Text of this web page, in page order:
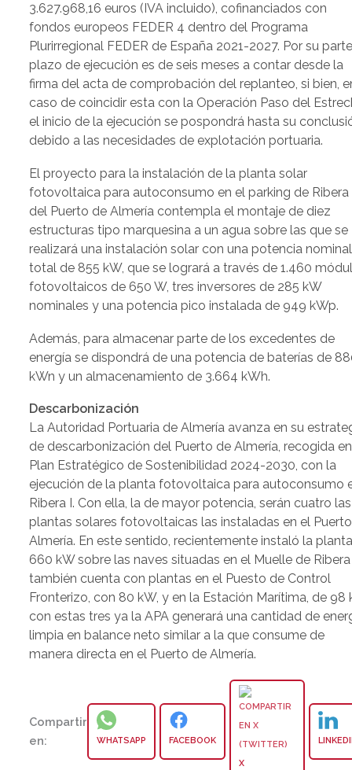
3.627.968,16 euros (IVA incluido), cofinanciados con
fondos europeos FEDER 4 dentro del Programa
Plurirregional FEDER de España 2021-2027. Por su
plazo de ejecución es de seis meses a contar desde la
firma del acta de comprobación del replanteo, si bien,
caso de coincidir esta con la Operación Paso del
el inicio de la ejecución se pospondrá hasta su
debido a las necesidades de explotación portuaria.
El proyecto para la instalación de la planta solar
fotovoltaica para autoconsumo en el parking de Ribera
del Puerto de Almería contempla el montaje de diez
estructuras tipo marquesina a un agua sobre las que se
realizará una instalación solar con una potencia nominal
total de 855 kW, que se logrará a través de 1.460
fotovoltaicos de 650 W, tres inversores de 285 kW
nominales y una potencia pico instalada de 949 kWp.
Además, para almacenar parte de los excedentes de
energía se dispondrá de una potencia de baterías de
kWn y un almacenamiento de 3.664 kWh.
Descarbonización
La Autoridad Portuaria de Almería avanza en su
de descarbonización del Puerto de Almería, recogida
Plan Estratégico de Sostenibilidad 2024-2030, con la
ejecución de la planta fotovoltaica para autoconsumo
Ribera I. Con ella, la de mayor potencia, serán cuatro las
plantas solares fotovoltaicas las instaladas en el
Almería. En este sentido, recientemente instaló la
660 kW sobre las naves situadas en el Muelle de
también cuenta con plantas en el Puesto de Control
Fronterizo, con 80 kW, y en la Estación Marítima, de 98
con estas tres ya la APA generará una cantidad de
limpia en balance neto similar a la que consume de
manera directa en el Puerto de Almería.
Compartir
en:
WHATSAPP FACEBOOK
X